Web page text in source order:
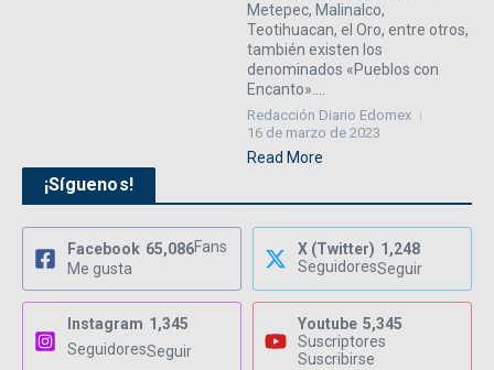
Metepec, Malinalco,
Teotihuacan, el Oro, entre otros,
también existen los
denominados «Pueblos con
Encanto»....
Redacción Diario Edomex
16 de marzo de 2023
Read More
¡Síguenos!
Facebook 65,086Fans
Me gusta
X (Twitter) 1,248
SeguidoresSeguir
Instagram 1,345
SeguidoresSeguir
Youtube 5,345
Suscriptores
Suscribirse